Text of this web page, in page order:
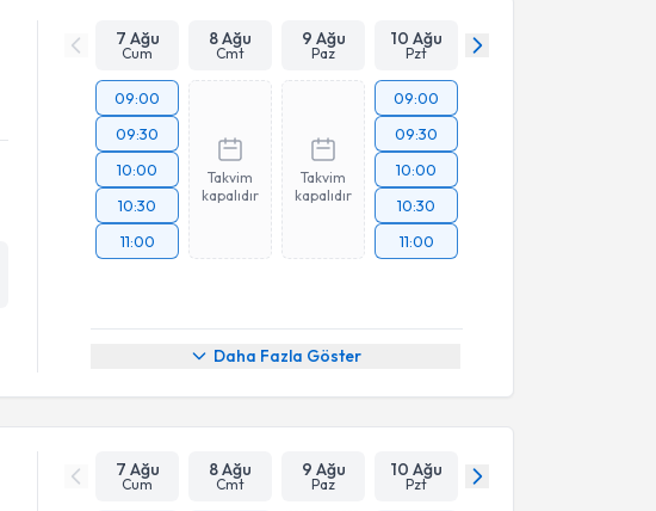
7 Ağu
Cum
8 Ağu
Cmt
9 Ağu
Paz
10 Ağu
Pzt
09:00
09:30
10:00
10:30
11:00
Takvim
kapalıdır
Takvim
kapalıdır
09:00
09:30
10:00
10:30
11:00
Daha Fazla Göster
7 Ağu
Cum
8 Ağu
Cmt
9 Ağu
Paz
10 Ağu
Pzt